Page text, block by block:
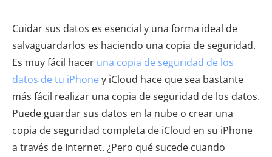
Cuidar sus datos es esencial y una forma ideal de
salvaguardarlos es haciendo una copia de seguridad.
Es muy fácil hacer una copia de seguridad de los
datos de tu iPhone y iCloud hace que sea bastante
más fácil realizar una copia de seguridad de los datos.
Puede guardar sus datos en la nube o crear una
copia de seguridad completa de iCloud en su iPhone
a través de Internet. ¿Pero qué sucede cuando